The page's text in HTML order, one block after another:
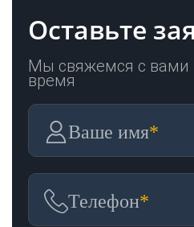
Оставьте
Мы свяжемся с вами
время
Ваше имя*
Телефон*